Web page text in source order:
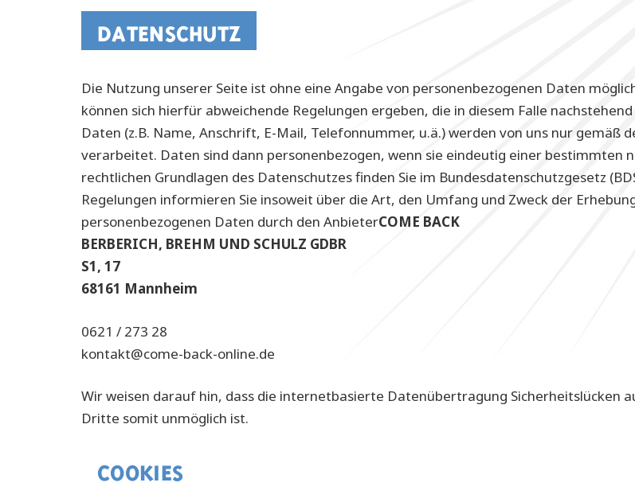
DATENSCHUTZ
Die Nutzung unserer Seite ist ohne eine Angabe von personenbezogenen Daten
können sich hierfür abweichende Regelungen ergeben, die in diesem Falle
Daten (z.B. Name, Anschrift, E-Mail, Telefonnummer, u.ä.) werden von uns nur
verarbeitet. Daten sind dann personenbezogen, wenn sie eindeutig einer bestimmten
rechtlichen Grundlagen des Datenschutzes finden Sie im Bundesdatenschutzgesetz
Regelungen informieren Sie insoweit über die Art, den Umfang und Zweck der
personenbezogenen Daten durch den AnbieterCOME BACK
BERBERICH, BREHM UND SCHULZ GDBR
S1, 17
68161 Mannheim
0621 / 273 28
kontakt@come-back-online.de
Wir weisen darauf hin, dass die internetbasierte Datenübertragung Sicherheitslücken
Dritte somit unmöglich ist.
COOKIES